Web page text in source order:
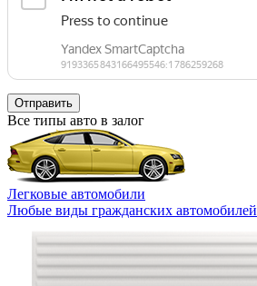
Отправить
Все типы авто в залог
Легковые автомобили
Любые виды гражданских автомобилей